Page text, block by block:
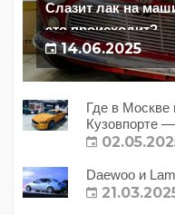
Слазит лак на
это происходит?
14.06.2025
Где в Москве
Кузовпорте
Daewoo и